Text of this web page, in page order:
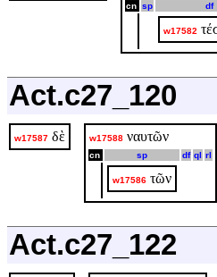
cn sp df
w17582
Act.c27_120
w17587 δὲ w17588 ναυτῶν
cn sp df ql rl
w17586 τῶν
Act.c27_122